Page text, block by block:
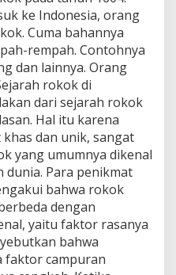
ke Indonesia, orang
Cuma bahannya
rempah. Contohnya
dan lainnya. Orang
rokok di
dari sejarah rokok
Hal itu karena
dan unik, sangat
yang umumnya dikenal
Para penikmat
bahwa rokok
dengan
yaitu faktor rasanya
bahwa
faktor campuran